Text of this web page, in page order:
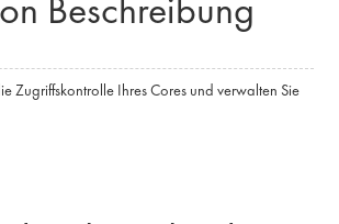
Beschreibung
Zugriffskontrolle Ihres Cores und verwalten Sie